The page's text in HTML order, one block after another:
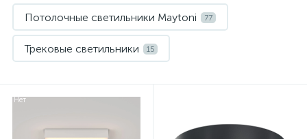
Потолочные светильники Maytoni 77
Трековые светильники 15
Нет